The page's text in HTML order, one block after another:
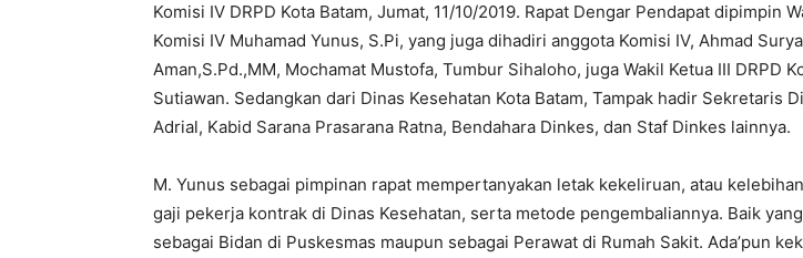
Komisi IV DRPD Kota Batam, Jumat, 11/10/2019. Rapat Dengar Pendapat dipimpin
Komisi IV Muhamad Yunus, S.Pi, yang juga dihadiri anggota Komisi IV, Ahmad
Aman,S.Pd.,MM, Mochamat Mustofa, Tumbur Sihaloho, juga Wakil Ketua III DRPD
Sutiawan. Sedangkan dari Dinas Kesehatan Kota Batam, Tampak hadir Sekretaris
Adrial, Kabid Sarana Prasarana Ratna, Bendahara Dinkes, dan Staf Dinkes lainnya.
M. Yunus sebagai pimpinan rapat mempertanyakan letak kekeliruan, atau
gaji pekerja kontrak di Dinas Kesehatan, serta metode pengembaliannya. Baik
sebagai Bidan di Puskesmas maupun sebagai Perawat di Rumah Sakit. Ada’pun